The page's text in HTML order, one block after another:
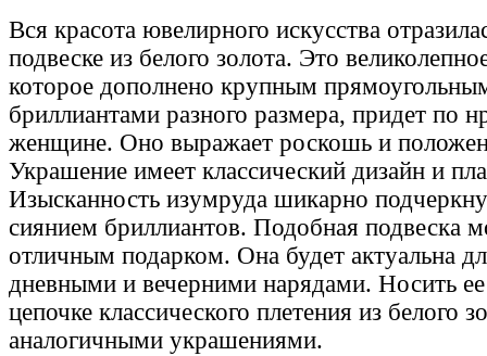
Вся красота ювелирного искусства
подвеске из белого золота. Это
которое дополнено крупным
бриллиантами разного размера, придет по
женщине. Оно выражает роскошь и
Украшение имеет классический дизайн и
Изысканность изумруда шикарно
сиянием бриллиантов. Подобная подвеска
отличным подарком. Она будет актуальна
дневными и вечерними нарядами. Носить ее
цепочке классического плетения из белого
аналогичными украшениями.